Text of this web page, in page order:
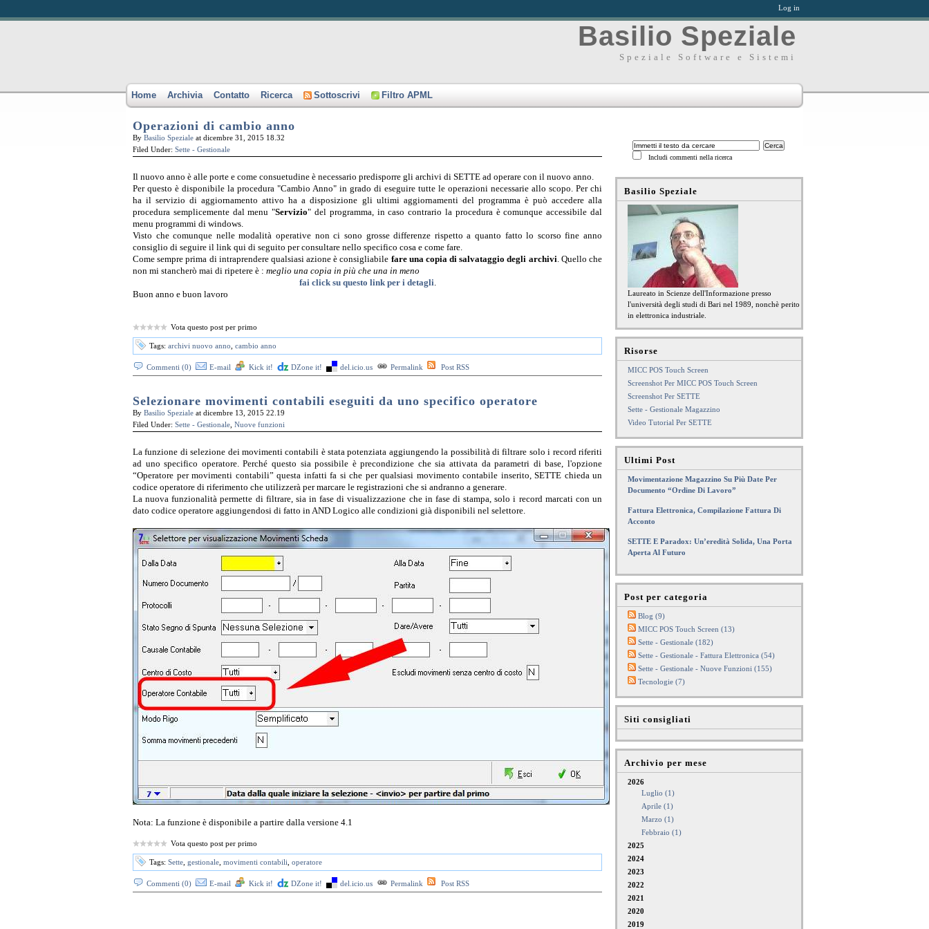
Log in
Basilio Speziale
Speziale Software e Sistemi
Home Archivia Contatto Ricerca Sottoscrivi Filtro APML
Operazioni di cambio anno
By Basilio Speziale at dicembre 31, 2015 18.32
Filed Under: Sette - Gestionale
Il nuovo anno è alle porte e come consuetudine è necessario predisporre gli archivi di SETTE ad operare con il nuovo anno.
Per questo è disponibile la procedura "Cambio Anno" in grado di eseguire tutte le operazioni necessarie allo scopo. Per chi
ha il servizio di aggiornamento attivo ha a disposizione gli ultimi aggiornamenti del programma è può accedere alla
procedura semplicemente dal menu "Servizio" del programma, in caso contrario la procedura è comunque accessibile dal
menu programmi di windows.
Visto che comunque nelle modalità operative non ci sono grosse differenze rispetto a quanto fatto lo scorso fine anno
consiglio di seguire il link qui di seguito per consultare nello specifico cosa e come fare.
Come sempre prima di intraprendere qualsiasi azione è consigliabile fare una copia di salvataggio degli archivi. Quello che
non mi stancherò mai di ripetere è : meglio una copia in più che una in meno
fai click su questo link per i detagli.
Buon anno e buon lavoro
Vota questo post per primo
Tags: archivi nuovo anno cambio anno
Commenti (0) E-mail Kick it! DZone it! del.icio.us Permalink Post RSS
Selezionare movimenti contabili eseguiti da uno specifico operatore
By Basilio Speziale at dicembre 13, 2015 22.19
Filed Under: Sette - Gestionale Nuove funzioni
La funzione di selezione dei movimenti contabili è stata potenziata aggiungendo la possibilità di filtrare solo i record riferiti
ad uno specifico operatore. Perché questo sia possibile è precondizione che sia attivata da parametri di base, l'opzione
“Operatore per movimenti contabili” questa infatti fa si che per qualsiasi movimento contabile inserito, SETTE chieda un
codice operatore di riferimento che utilizzerà per marcare le registrazioni che si andranno a generare.
La nuova funzionalità permette di filtrare, sia in fase di visualizzazione che in fase di stampa, solo i record marcati con un
dato codice operatore aggiungendosi di fatto in AND Logico alle condizioni già disponibili nel selettore.
Nota: La funzione è disponibile a partire dalla versione 4.1
Vota questo post per primo
Tags: Sette gestionale movimenti contabili operatore
Commenti (0) E-mail Kick it! DZone it! del.icio.us Permalink Post RSS
Includi commenti nella ricerca
Basilio Speziale
Laureato in Scienze dell'Informazione presso
l'università degli studi di Bari nel 1989, nonchè perito
in elettronica industriale.
Risorse
MICC POS Touch Screen
Screenshot Per MICC POS Touch Screen
Screenshot Per SETTE
Sette - Gestionale Magazzino
Video Tutorial Per SETTE
Ultimi Post
Movimentazione Magazzino Su Più Date Per
Documento “Ordine Di Lavoro”
Fattura Elettronica, Compilazione Fattura Di
Acconto
SETTE E Paradox: Un’eredità Solida, Una Porta
Aperta Al Futuro
Post per categoria
Blog (9)
MICC POS Touch Screen (13)
Sette - Gestionale (182)
Sette - Gestionale - Fattura Elettronica (54)
Sette - Gestionale - Nuove Funzioni (155)
Tecnologie (7)
Siti consigliati
Archivio per mese
2026
Luglio (1)
Aprile (1)
Marzo (1)
Febbraio (1)
2025
2024
2023
2022
2021
2020
2019